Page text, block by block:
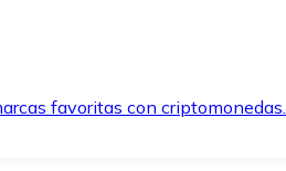
favoritas con criptomonedas.